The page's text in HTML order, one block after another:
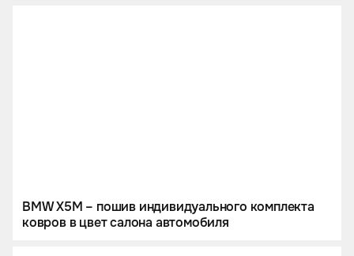
BMW X5M – пошив индивидуального комплекта
ковров в цвет салона автомобиля